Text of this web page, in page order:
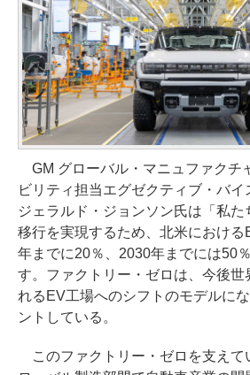
GM グローバル・マニュファクチ
ビリティ担当エグゼクティブ・バ
ジェラルド・ジョンソン氏は「私
移行を実現するため、北米におけ
年までに20％、2030年までには50
す。ファクトリー・ゼロは、今後世
れるEV工場へのシフトのモデルに
ントしている。
このファクトリー・ゼロを支えて